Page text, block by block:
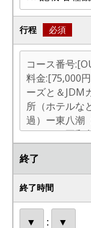
行程 必須
終了
終了時間
: